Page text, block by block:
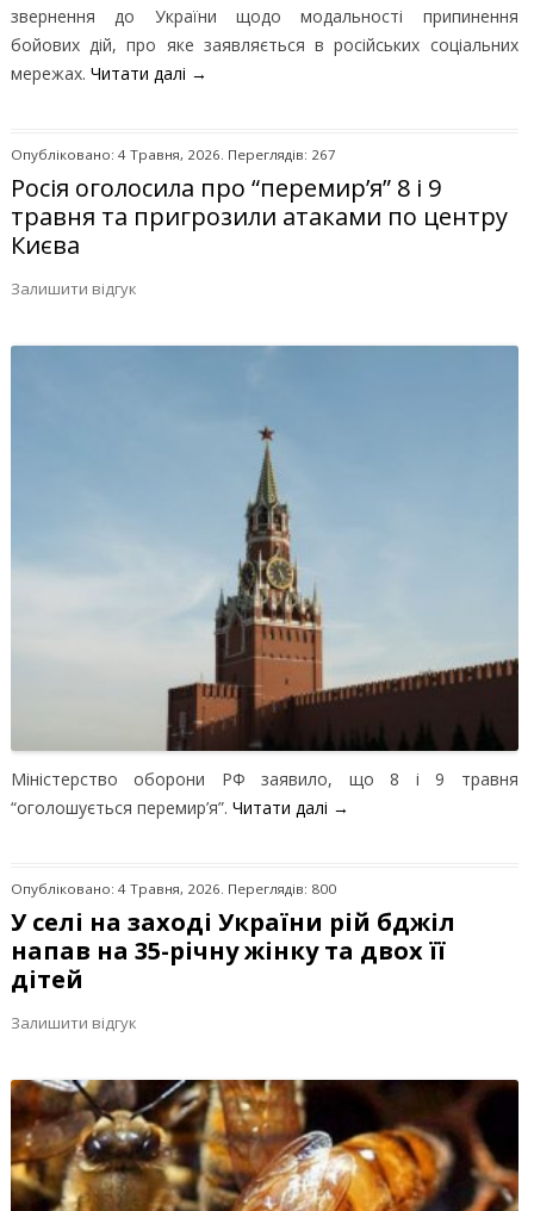
звернення до України щодо модальності припинення
бойових дій, про яке заявляється в російських соціальних
мережах. Читати далі →
Опубліковано: 4 Травня, 2026. Переглядів: 267
Росія оголосила про “перемир’я” 8 і 9
травня та пригрозили атаками по центру
Києва
Залишити відгук
Міністерство оборони РФ заявило, що 8 і 9 травня
“оголошується перемир’я”. Читати далі →
Опубліковано: 4 Травня, 2026. Переглядів: 800
У селі на заході України рій бджіл
напав на 35-річну жінку та двох її
дітей
Залишити відгук